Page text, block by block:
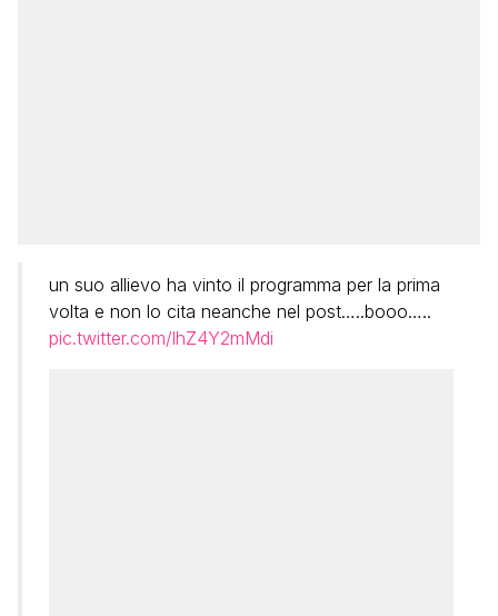
un suo allievo ha vinto il programma per la prima
volta e non lo cita neanche nel post…..booo…..
pic.twitter.com/lhZ4Y2mMdi